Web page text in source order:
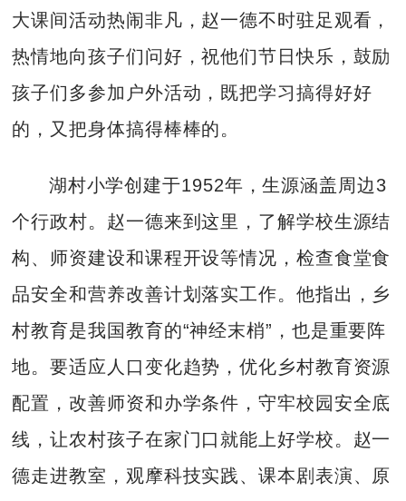
大课间活动热闹非凡，赵一德不时驻足观看，
热情地向孩子们问好，祝他们节日快乐，鼓励
孩子们多参加户外活动，既把学习搞得好好
的，又把身体搞得棒棒的。
湖村小学创建于1952年，生源涵盖周边3
个行政村。赵一德来到这里，了解学校生源结
构、师资建设和课程开设等情况，检查食堂食
品安全和营养改善计划落实工作。他指出，乡
村教育是我国教育的“神经末梢”，也是重要阵
地。要适应人口变化趋势，优化乡村教育资源
配置，改善师资和办学条件，守牢校园安全底
线，让农村孩子在家门口就能上好学校。赵一
德走进教室，观摩科技实践、课本剧表演、原